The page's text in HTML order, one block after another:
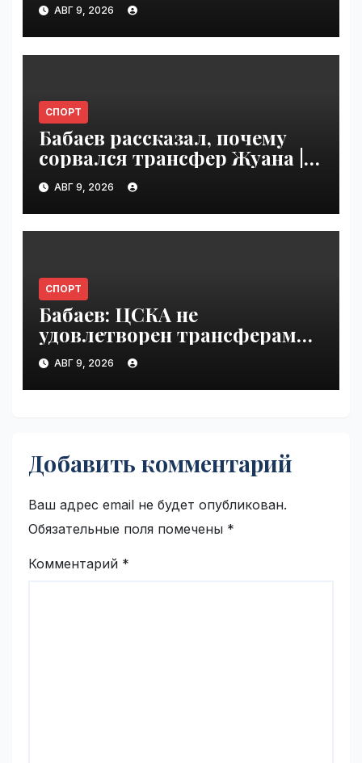
АВГ 9, 2026
СПОРТ
Бабаев рассказал, почему
сорвался трансфер Жуана |
VseTime.ru
АВГ 9, 2026
СПОРТ
Бабаев: ЦСКА не
удовлетворен трансферами |
VseTime.ru
АВГ 9, 2026
Добавить комментарий
Ваш адрес email не будет опубликован.
Обязательные поля помечены *
Комментарий *